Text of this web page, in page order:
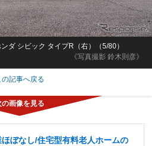
《写真撮影 鈴木則彦》
ダ シビック タイプR（右）（5/80）
の記事へ戻る
ぼなし/住宅型有料老人ホームの